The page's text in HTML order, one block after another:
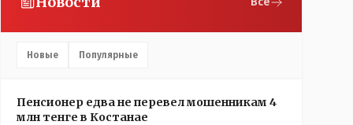
Новые Популярные
Пенсионер едва не перевел мошенникам 4
млн тенге в Костанае